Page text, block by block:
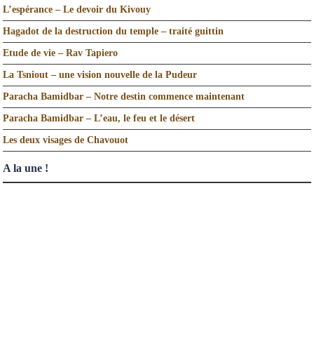
L’espérance – Le devoir du Kivouy
Hagadot de la destruction du temple – traité guittin
Etude de vie – Rav Tapiero
La Tsniout – une vision nouvelle de la Pudeur
Paracha Bamidbar – Notre destin commence maintenant
Paracha Bamidbar – L’eau, le feu et le désert
Les deux visages de Chavouot
A la une !